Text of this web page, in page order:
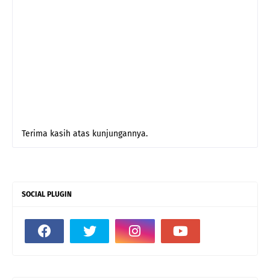
Terima kasih atas kunjungannya.
SOCIAL PLUGIN